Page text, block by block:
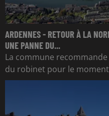
ARDENNES - RETOUR À LA
UNE PANNE DU...
La commune
du robinet pour le